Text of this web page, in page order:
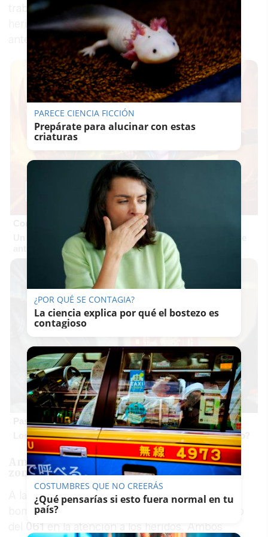
trabajaban en el interior de la obra sufrieron
heridas y tuvieron que ser asistidos en el lugar
antes de su evacuación a un centro sanitario.
Corepunk MMORPG
Un verdadero MMORPG de la vieja escuela ¡Cómo los de
antes, pero mejor!
Pasaportes que abren puertas
Los pasaportes más poderosos del mundo, ¿está el tuyo?
Amplio despliegue de emergencias en la
zona
A la llegada de los equipos de emergencia, los
bomberos colaboraron con el personal sanitario
061
en la atención a los heridos. Ambos
PARECE CIENCIA FICCIÓN
Prepárate para alucinar con estas
criaturas
¿POR QUÉ SE CONTAGIA?
La ciencia explica por qué el bostezo es
contagioso
COSTUMBRES QUE NO CREERÁS
¿Qué pensarías si esto fuera normal en tu
país?